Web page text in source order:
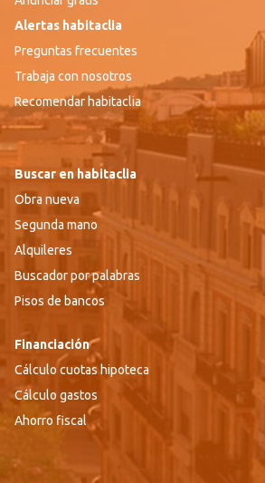
Alertas habitaclia
Preguntas frecuentes
Trabaja con nosotros
Recomendar habitaclia
Buscar en habitaclia
Obra nueva
Segunda mano
Alquileres
Buscador por palabras
Pisos de bancos
Financiación
Cálculo cuotas hipoteca
Cálculo gastos
Ahorro fiscal